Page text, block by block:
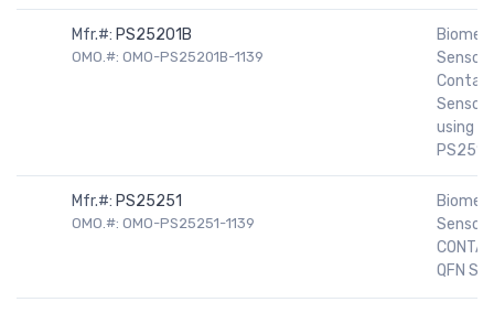
Mfr.#: PS25201B
OMO.#: OMO-PS25201B-1139
Sensors
Sensor
using
Mfr.#: PS25251
OMO.#: OMO-PS25251-1139
Sensors
QFN